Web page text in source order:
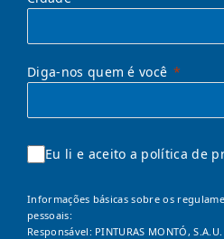
Diga-nos quem é você
Eu li e aceito a política de
Informações básicas sobre os
pessoais:
Responsável: PINTURAS MONTÓ, S.A.U.